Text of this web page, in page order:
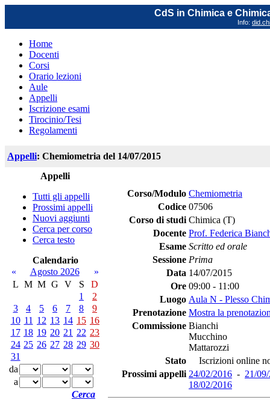
CdS in Chimica e
Info:
Home
Docenti
Corsi
Orario lezioni
Aule
Appelli
Iscrizione esami
Tirocinio/Tesi
Regolamenti
Appelli: Chemiometria del 14/07/2015
Appelli
Tutti gli appelli
Prossimi appelli
Nuovi aggiunti
Cerca per corso
Cerca testo
Calendario
«
Agosto 2026
»
L M M G V S
D
1
2
3
4 5 6 7 8
9
10 11 12 13 14 15 16
17 18 19 20 21 22 23
24 25 26 27 28 29 30
31
da
a
Cerca
Corso/Modulo Chemiometria
Codice 07506
Corso di studi Chimica (T)
Docente Prof. Federica
Esame Scritto ed orale
Sessione Prima
Data 14/07/2015
Ore 09:00 - 11:00
Luogo Aula N - Plesso
Prenotazione Mostra la
Commissione Bianchi
Mucchino
Mattarozzi
Stato
Iscrizioni online
Prossimi appelli 24/02/2016 - 21/
18/02/2016